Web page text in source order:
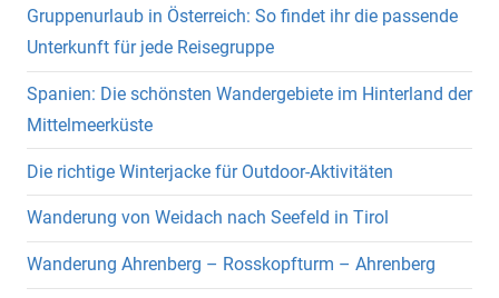
Gruppenurlaub in Österreich: So findet ihr die passende
Unterkunft für jede Reisegruppe
Spanien: Die schönsten Wandergebiete im Hinterland der
Mittelmeerküste
Die richtige Winterjacke für Outdoor-Aktivitäten
Wanderung von Weidach nach Seefeld in Tirol
Wanderung Ahrenberg – Rosskopfturm – Ahrenberg